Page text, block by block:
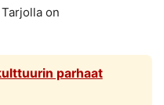
on
parhaat